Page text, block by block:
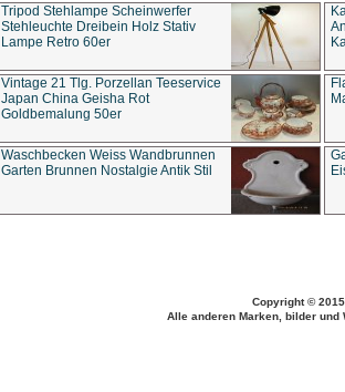
Tripod Stehlampe Scheinwerfer
Stehleuchte Dreibein Holz Stativ
Lampe Retro 60er
Vintage 21 Tlg. Porzellan Teeservice
Japan China Geisha Rot
Goldbemalung 50er
Waschbecken Weiss Wandbrunnen
Garten Brunnen Nostalgie Antik Stil
Copyright ©
Alle anderen Marken, bilder und